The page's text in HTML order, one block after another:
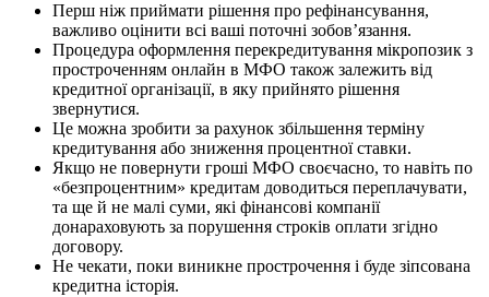
Перш ніж приймати рішення про рефінансування,
важливо оцінити всі ваші поточні зобов’язання.
Процедура оформлення перекредитування мікропозик з
простроченням онлайн в МФО також залежить від
кредитної організації, в яку прийнято рішення
звернутися.
Це можна зробити за рахунок збільшення терміну
кредитування або зниження процентної ставки.
Якщо не повернути гроші МФО своєчасно, то навіть по
«безпроцентним» кредитам доводиться переплачувати,
та ще й не малі суми, які фінансові компанії
донараховують за порушення строків оплати згідно
договору.
Не чекати, поки виникне прострочення і буде зіпсована
кредитна історія.